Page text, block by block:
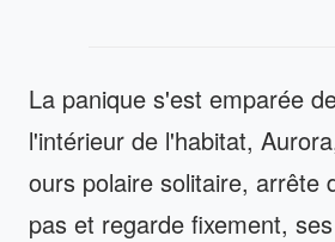
La panique s'est emparée
l'intérieur de l'habitat,
ours polaire solitaire, arrête
pas et regarde fixement,